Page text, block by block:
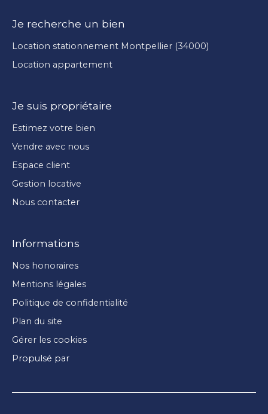
Je recherche un bien
Location stationnement Montpellier (34000)
Location appartement
Je suis propriétaire
Estimez votre bien
Vendre avec nous
Espace client
Gestion locative
Nous contacter
Informations
Nos honoraires
Mentions légales
Politique de confidentialité
Plan du site
Gérer les cookies
Propulsé par